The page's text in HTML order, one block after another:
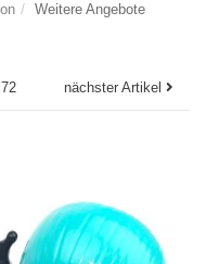
Weitere Angebote
nächster Artikel